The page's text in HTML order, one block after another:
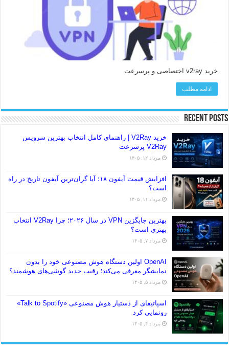
خرید v2ray اختصاصی و پرسرعت
ادامه مطلب
Recent Posts
خرید V2Ray | راهنمای کامل انتخاب بهترین سرویس
V2Ray پرسرعت
مرداد ۱۲, ۱۴۰۵
افزایش قیمت آیفون ۱۸؛ آیا گران‌ترین آیفون تاریخ در راه
است؟
مرداد ۱۱, ۱۴۰۵
بهترین جایگزین VPN در سال ۲۰۲۶؛ چرا V2Ray انتخاب
بهتری است؟
مرداد ۷, ۱۴۰۵
OpenAI اولین دستگاه هوش مصنوعی خود را بدون
نمایشگر معرفی می‌کند؛ رقیب جدید گوشی‌های هوشمند؟
مرداد ۵, ۱۴۰۵
اسپاتیفای از دستیار هوش مصنوعی «Talk to Spotify»
رونمایی کرد
مرداد ۴, ۱۴۰۵